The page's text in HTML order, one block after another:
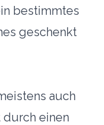
bestimmtes
geschenkt
auch
einen